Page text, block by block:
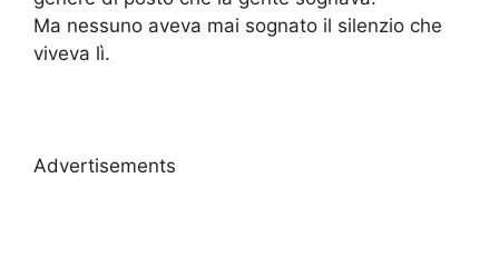
Ma nessuno aveva mai sognato il silenzio che
viveva lì.
Advertisements